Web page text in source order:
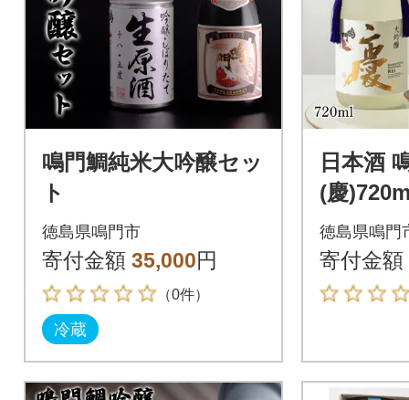
鳴門鯛純米大吟醸セッ
ト
徳島県鳴門市
寄付金額 35,000円
（0件）
冷蔵
日本酒
(慶
徳島県鳴門
寄付金額